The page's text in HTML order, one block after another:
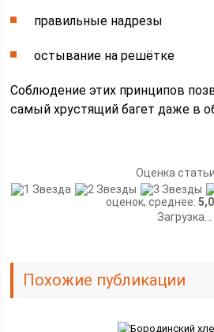
правильные надрезы
остывание на решётке
Соблюдение этих принципов
самый хрустящий багет даже в
Оценка
оценок, среднее:
Загрузка...
Похожие публикации